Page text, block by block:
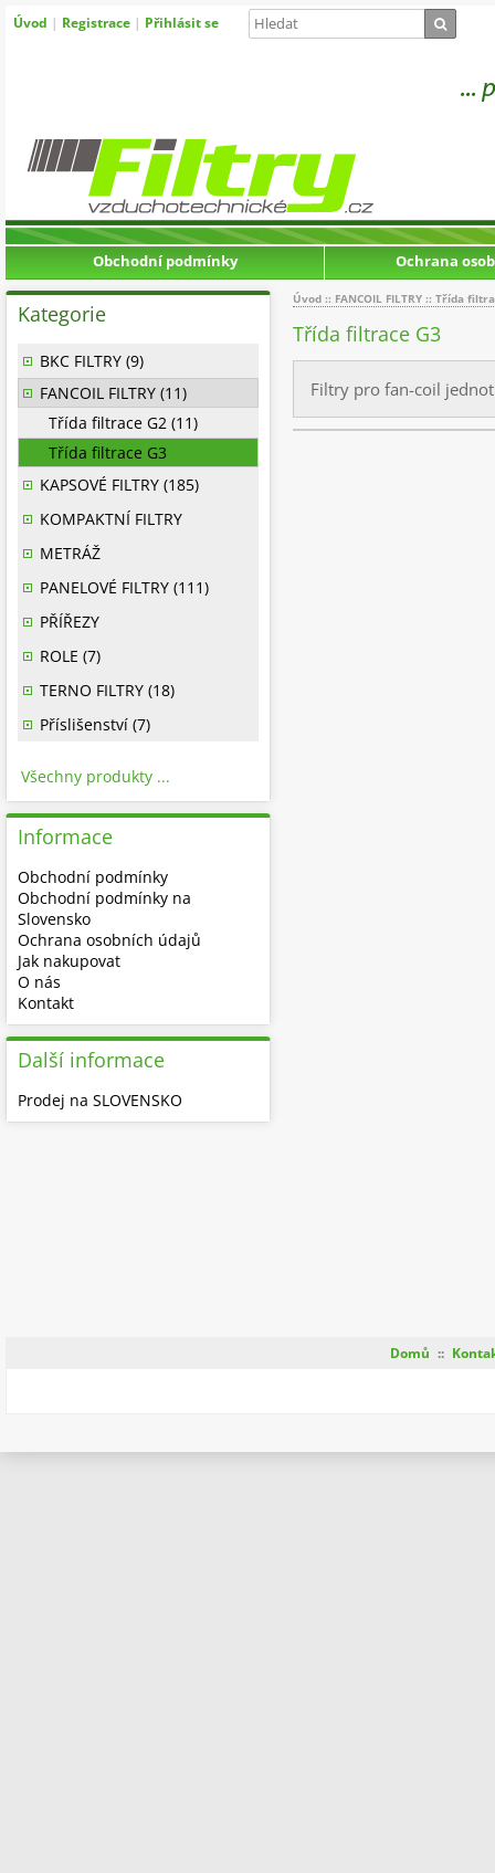
Úvod | Registrace | Přihlásit se
Obchodní podmínky Ochrana
Úvod :: FANCOIL FILTRY :: Třída
Třída filtrace G3
Filtry pro fan-coil
Kategorie
BKC FILTRY (9)
FANCOIL FILTRY (11)
Třída filtrace G2 (11)
Třída filtrace G3
KAPSOVÉ FILTRY (185)
KOMPAKTNÍ FILTRY
METRÁŽ
PANELOVÉ FILTRY (111)
PŘÍŘEZY
ROLE (7)
TERNO FILTRY (18)
Příslišenství (7)
Všechny produkty ...
Informace
Obchodní podmínky
Obchodní podmínky na
Slovensko
Ochrana osobních údajů
Jak nakupovat
O nás
Kontakt
Další informace
Prodej na SLOVENSKO
Domů ::